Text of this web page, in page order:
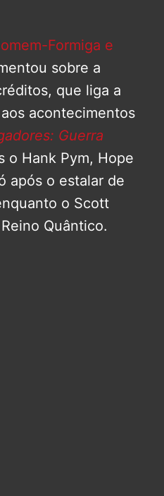
Formiga e
sobre a
que liga a
acontecimentos
Guerra
o Hank Pym, Hope
após o estalar de
o Scott
Quântico.